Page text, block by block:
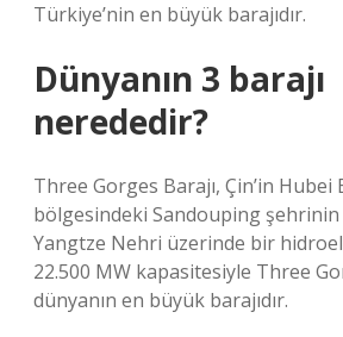
Türkiye’nin en büyük barajıdır.
Dünyanın 3 barajı
nerededir?
Three Gorges Barajı, Çin’in
bölgesindeki Sandouping şehrinin
Yangtze Nehri üzerinde bir
22.500 MW kapasitesiyle Three
dünyanın en büyük barajıdır.